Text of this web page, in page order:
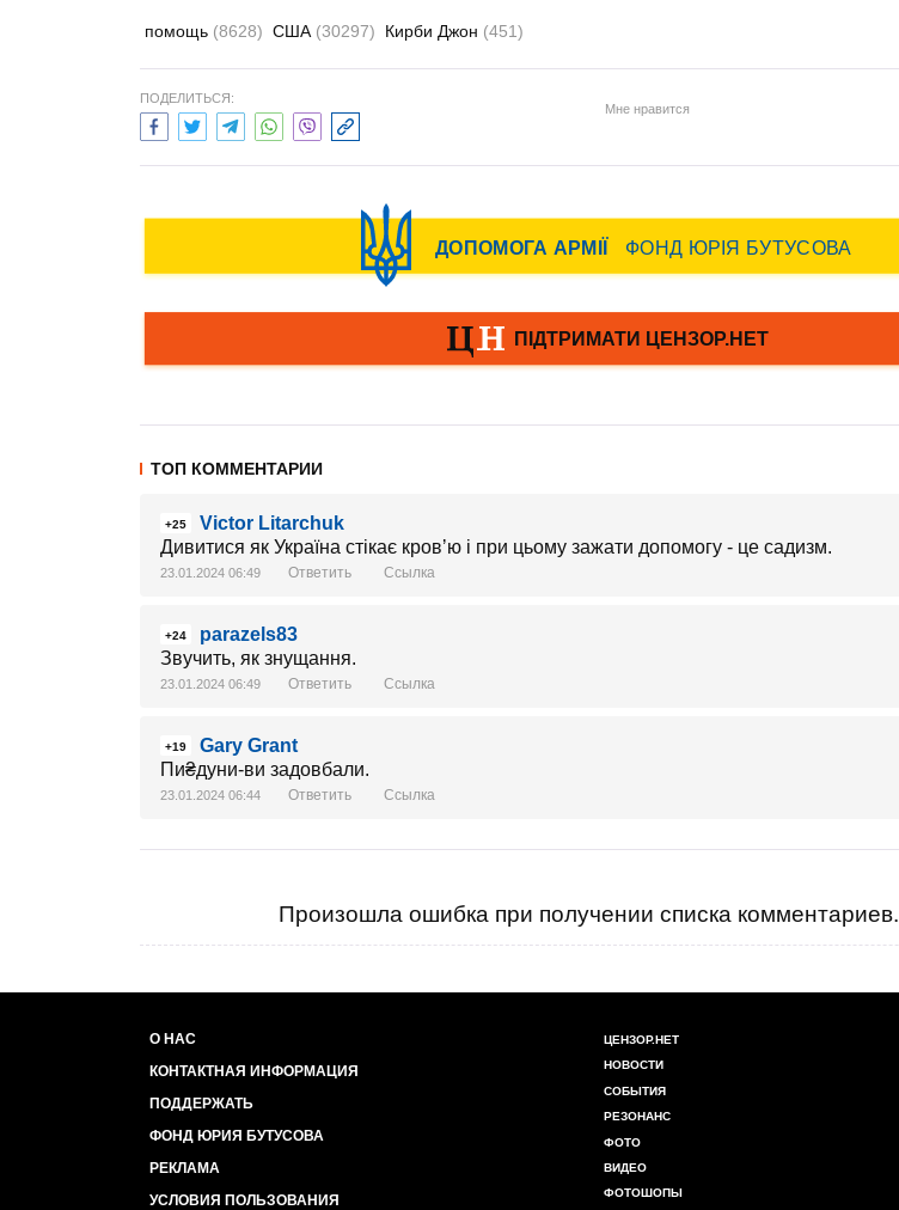
помощь (8628) США (30297) Кирби Джон (451)
ПОДЕЛИТЬСЯ:
Мне нравится
ТОП КОММЕНТАРИИ
+25
Victor Litarchuk
Дивитися як Україна стікає кровʼю і при цьому зажати допомогу - це садизм.
23.01.2024 06:49 Ответить Ссылка
+24
parazels83
Звучить, як знущання.
23.01.2024 06:49 Ответить Ссылка
+19
Gary Grant
Пи₴дуни-ви задовбали.
23.01.2024 06:44 Ответить Ссылка
Произошла ошибка при получении списка комментариев.
О НАС
КОНТАКТНАЯ ИНФОРМАЦИЯ
ПОДДЕРЖАТЬ
ФОНД ЮРИЯ БУТУСОВА
РЕКЛАМА
УСЛОВИЯ ПОЛЬЗОВАНИЯ
ЦЕНЗОР.НЕТ
НОВОСТИ
СОБЫТИЯ
РЕЗОНАНС
ФОТО
ВИДЕО
ФОТОШОПЫ